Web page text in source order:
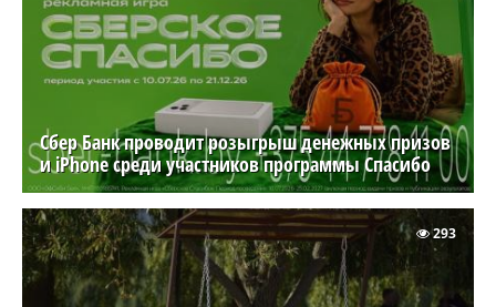
Сбер Банк проводит розыгрыш денежных призов
и iPhone среди участников программы Спасибо
293